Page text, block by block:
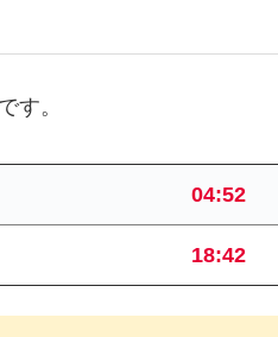
す。
04:52
18:42